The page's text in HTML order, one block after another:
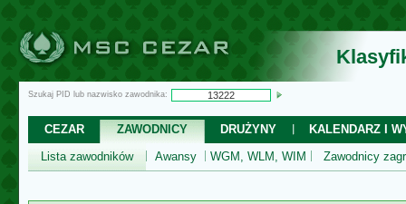
Szukaj PID lub nazwisko zawodnika:
CEZAR ZAWODNICY DRUŻYNY
KALENDARZ I
Lista zawodników
Awansy WGM, WLM, WIM Zawodnicy